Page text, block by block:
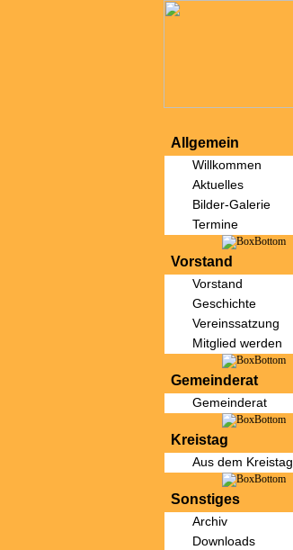
Allgemein
Willkommen
Aktuelles
Bilder-Galerie
Termine
Vorstand
Vorstand
Geschichte
Vereinssatzung
Mitglied werden
Gemeinderat
Gemeinderat
Kreistag
Aus dem Kreistag
Sonstiges
Archiv
Downloads